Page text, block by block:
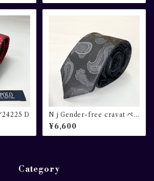
24225 D
N j Gender-free cravat ペ
ーズリー柄 ブラック×グレー
¥6,600
Category